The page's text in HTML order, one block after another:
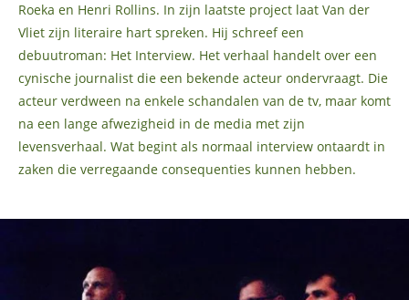
Roeka en Henri Rollins. In zijn laatste project laat Van der
Vliet zijn literaire hart spreken. Hij schreef een
debuutroman: Het Interview. Het verhaal handelt over een
cynische journalist die een bekende acteur ondervraagt. Die
acteur verdween na enkele schandalen van de tv, maar komt
na een lange afwezigheid in de media met zijn
levensverhaal. Wat begint als normaal interview ontaardt in
zaken die verregaande consequenties kunnen hebben.